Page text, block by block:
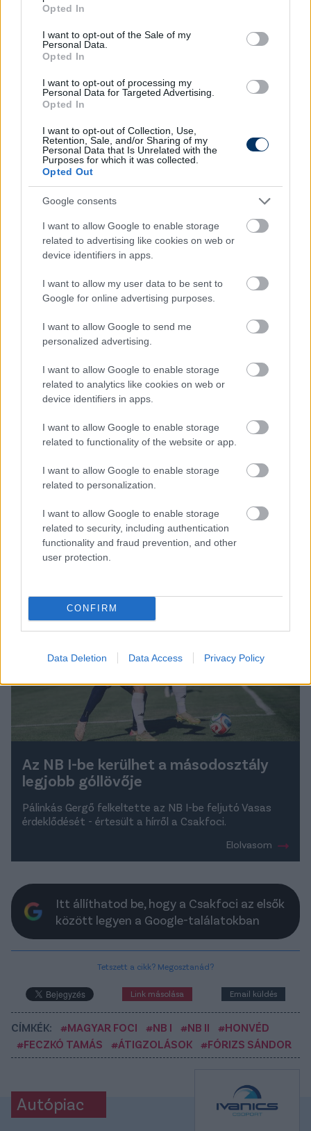
use your data for below specified purposes in below Google
consent section.
Opted In
I want to opt-out of the Sale of my
Personal Data.
Opted In
I want to opt-out of processing my
Personal Data for Targeted Advertising.
Opted In
I want to opt-out of Collection, Use,
Retention, Sale, and/or Sharing of my
Personal Data that Is Unrelated with the
Purposes for which it was collected.
Opted Out
Google consents
I want to allow Google to enable storage
related to advertising like cookies on web or
device identifiers in apps.
I want to allow my user data to be sent to
Google for online advertising purposes.
I want to allow Google to send me
personalized advertising.
I want to allow Google to enable storage
related to analytics like cookies on web or
device identifiers in apps.
I want to allow Google to enable storage
related to functionality of the website or app.
I want to allow Google to enable storage
related to personalization.
I want to allow Google to enable storage
related to security, including authentication
functionality and fraud prevention, and other
user protection.
CONFIRM
Data Deletion Data Access Privacy Policy
teljesítményt megnézem, hogy a Honvéd
milyen volt az ősszel, és milyen volt
tavasszal, akkor el kell gondolkodni, hogy a
csapat milyen pályán mozog, felfelé vagy
lefelé ível-e. Ezt a tulajdonos úrral át kell
beszélnünk. Szerintem a következő
napokban, vagy egy-két hétben tudjuk
biztosan kijelenteni, hogy vele vagy nélküle
folytatjuk-e. Én is csak olvastam, hogy
megkereste őt a DVTK.
segíteni, hogy a másodosztályból az élvonalba
feljusson valaki, hiszen ezt megtette már a
Balmazújvárossal, az MTK-val és velünk is
szerződése a feljutással meghosszabbodott, azt
azonban még nem tudom megmondani, hogy vele
A klubvezetés már az NB I-re készül: a cél a keret
előrelépési pozíció megteremtése.
Menet közben azért már elkezdtünk azon
gondolkodni, hogy ha sikerül a feljutás, akkor milyen
játékosokat igazoljunk. Azt gondolom, ezt a keretet
hat-nyolc játékossal meg kell erősíteni, hogy
versenyhelyzet legyen a csapaton belül. Nem
tudom, hogy a létszámból, akiket hozni szeretnénk,
játékosokat kell hoznunk, akikkel eredményesek
tudunk lenni– összegzett Fórizs.
Olvastad már?
Az NB I-be kerülhet a másodosztály
legjobb góllövője
Pálinkás Gergő felkeltette az NB I-be feljutó Vasas
érdeklődését - értesült a hírről a Csakfoci.
Elolvasom
Itt állíthatod be, hogy a Csakfoci az elsők
között legyen a Google-találatokban
Tetszett a cikk? Megosztanád?
Link másolása Email küldés
CÍMKÉK: #MAGYAR FOCI #NB I #NB II
#HONVÉD
#FECZKÓ TAMÁS
#ÁTIGZOLÁSOK #FÓRIZS SÁNDOR
Autópiac